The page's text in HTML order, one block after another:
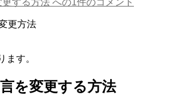
す。
を変更する方法